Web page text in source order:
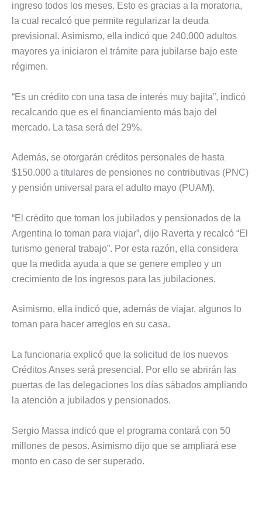
ingreso todos los meses. Esto es gracias a la moratoria,
la cual recalcó que permite regularizar la deuda
previsional. Asimismo, ella indicó que 240.000 adultos
mayores ya iniciaron el trámite para jubilarse bajo este
régimen.
“Es un crédito con una tasa de interés muy bajita”, indicó
recalcando que es el financiamiento más bajo del
mercado. La tasa será del 29%.
Además, se otorgarán créditos personales de hasta
$150.000 a titulares de pensiones no contributivas (PNC)
y pensión universal para el adulto mayo (PUAM).
“El crédito que toman los jubilados y pensionados de la
Argentina lo toman para viajar”, dijo Raverta y recalcó “El
turismo general trabajo”. Por esta razón, ella considera
que la medida ayuda a que se genere empleo y un
crecimiento de los ingresos para las jubilaciones.
Asimismo, ella indicó que, además de viajar, algunos lo
toman para hacer arreglos en su casa.
La funcionaria explicó que la solicitud de los nuevos
Créditos Anses será presencial. Por ello se abrirán las
puertas de las delegaciones los días sábados ampliando
la atención a jubilados y pensionados.
Sergio Massa indicó que el programa contará con 50
millones de pesos. Asimismo dijo que se ampliará ese
monto en caso de ser superado.